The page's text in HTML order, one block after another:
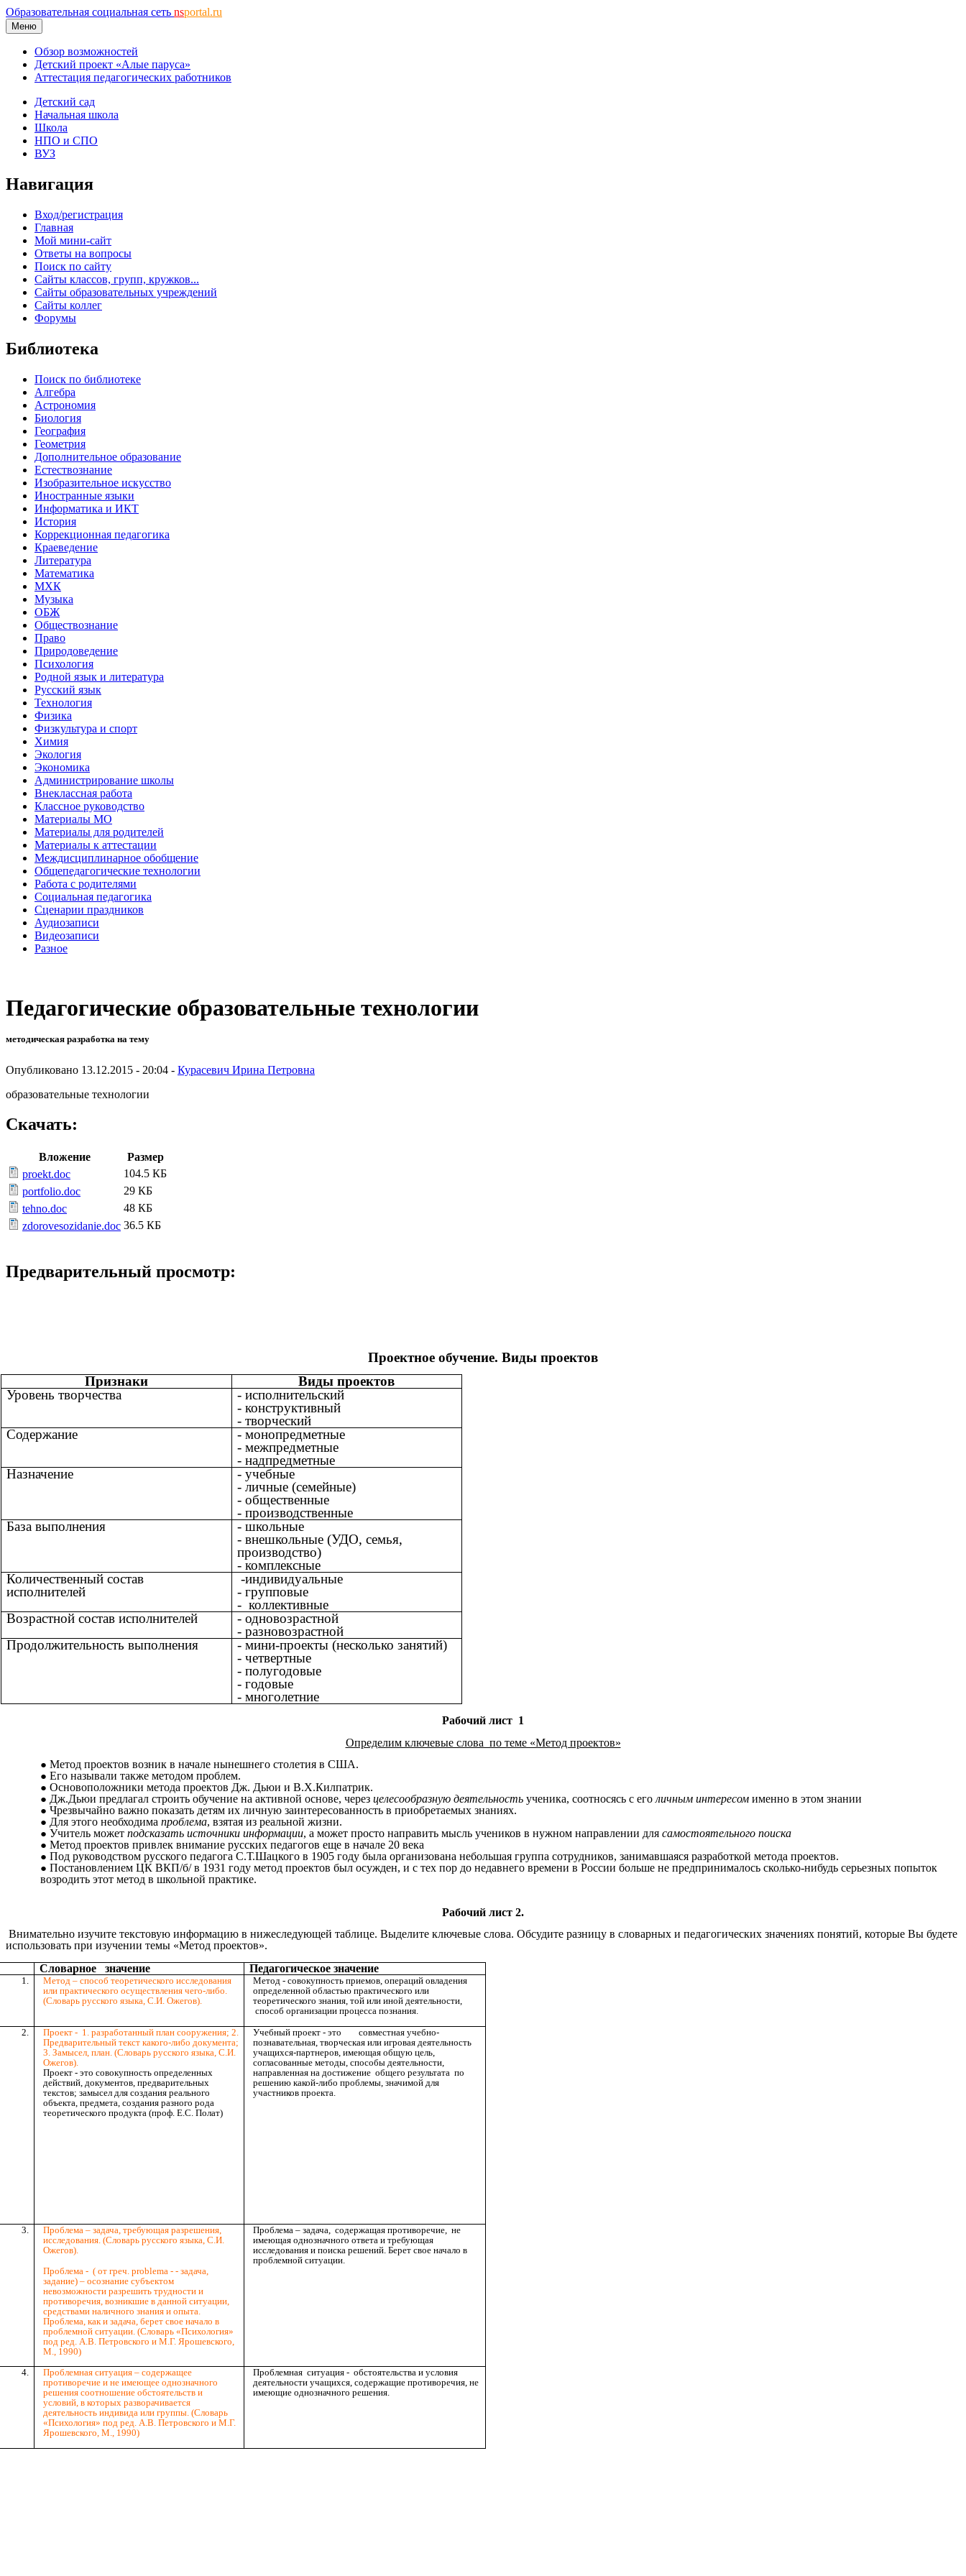
Образовательная социальная сеть nsportal.ru
Меню
Обзор возможностей
Детский проект «Алые паруса»
Аттестация педагогических работников
Детский сад
Начальная школа
Школа
НПО и СПО
ВУЗ
Навигация
Вход/регистрация
Главная
Мой мини-сайт
Ответы на вопросы
Поиск по сайту
Сайты классов, групп, кружков...
Сайты образовательных учреждений
Сайты коллег
Форумы
Библиотека
Поиск по библиотеке
Алгебра
Астрономия
Биология
География
Геометрия
Дополнительное образование
Естествознание
Изобразительное искусство
Иностранные языки
Информатика и ИКТ
История
Коррекционная педагогика
Краеведение
Литература
Математика
МХК
Музыка
ОБЖ
Обществознание
Право
Природоведение
Психология
Родной язык и литература
Русский язык
Технология
Физика
Физкультура и спорт
Химия
Экология
Экономика
Администрирование школы
Внеклассная работа
Классное руководство
Материалы МО
Материалы для родителей
Материалы к аттестации
Междисциплинарное обобщение
Общепедагогические технологии
Работа с родителями
Социальная педагогика
Сценарии праздников
Аудиозаписи
Видеозаписи
Разное
Педагогические образовательные технологии
методическая разработка на тему
Опубликовано 13.12.2015 - 20:04 - Курасевич Ирина Петровна
образовательные технологии
Скачать:
Вложение
Размер
proekt.doc
104.5 КБ
portfolio.doc
29 КБ
tehno.doc
48 КБ
zdorovesozidanie.doc 36.5 КБ
Предварительный просмотр:
Проектное обучение. Виды проектов
Признаки
Виды проектов
Уровень творчества
- исполнительский
- конструктивный
- творческий
Содержание
- монопредметные
- межпредметные
- надпредметные
Назначение
- учебные
- личные (семейные)
- общественные
- производственные
База выполнения
- школьные
- внешкольные (УДО, семья,
производство)
- комплексные
Количественный состав
исполнителей
-индивидуальные
- групповые
- коллективные
Возрастной состав исполнителей
- одновозрастной
- разновозрастной
Продолжительность выполнения
- мини-проекты (несколько занятий)
- четвертные
- полугодовые
- годовые
- многолетние
Рабочий лист 1
Определим ключевые слова по теме «Метод проектов»
Метод проектов возник в начале нынешнего столетия в США.
Его называли также методом проблем.
Основоположники метода проектов Дж. Дьюи и В.Х.Килпатрик.
Дж.Дьюи предлагал строить обучение на активной основе, через целесообразную деятельность ученика, соотносясь с его личным интересом именно в этом знании
Чрезвычайно важно показать детям их личную заинтересованность в приобретаемых знаниях.
Для этого необходима проблема, взятая из реальной жизни.
Учитель может подсказать источники информации, а может просто направить мысль учеников в нужном направлении для самостоятельного поиска
Метод проектов привлек внимание русских педагогов еще в начале 20 века
Под руководством русского педагога С.Т.Шацкого в 1905 году была организована небольшая группа сотрудников, занимавшаяся разработкой метода проектов.
Постановлением ЦК ВКП/б/ в 1931 году метод проектов был осужден, и с тех пор до недавнего времени в России больше не предпринималось сколько-нибудь серьезных попыток
возродить этот метод в школьной практике.
Рабочий лист 2.
Внимательно изучите текстовую информацию в нижеследующей таблице. Выделите ключевые слова. Обсудите разницу в словарных и педагогических значениях понятий, которые Вы будете
использовать при изучении темы «Метод проектов».
Словарное значение
Педагогическое значение
1.
Метод – способ теоретического исследования
или практического осуществления чего-либо.
(Словарь русского языка, С.И. Ожегов).
Метод - совокупность приемов, операций овладения
определенной областью практического или
теоретического знания, той или иной деятельности,
способ организации процесса познания.
2.
Проект - 1. разработанный план сооружения; 2.
Предварительный текст какого-либо документа;
3. Замысел, план. (Словарь русского языка, С.И.
Ожегов).
Проект - это совокупность определенных
действий, документов, предварительных
текстов; замысел для создания реального
объекта, предмета, создания разного рода
теоретического продукта (проф. Е.С. Полат)
Учебный проект - это совместная учебно-
познавательная, творческая или игровая деятельность
учащихся-партнеров, имеющая общую цель,
согласованные методы, способы деятельности,
направленная на достижение общего результата по
решению какой-либо проблемы, значимой для
участников проекта.
3.
Проблема – задача, требующая разрешения,
исследования. (Словарь русского языка, С.И.
Ожегов).
Проблема - ( от греч. рroblema - - задача,
задание) – осознание субъектом
невозможности разрешить трудности и
противоречия, возникшие в данной ситуации,
средствами наличного знания и опыта.
Проблема, как и задача, берет свое начало в
проблемной ситуации. (Словарь «Психология»
под ред. А.В. Петровского и М.Г. Ярошевского,
М., 1990)
Проблема – задача, содержащая противоречие, не
имеющая однозначного ответа и требующая
исследования и поиска решений. Берет свое начало в
проблемной ситуации.
4.
Проблемная ситуация – содержащее
противоречие и не имеющее однозначного
решения соотношение обстоятельств и
условий, в которых разворачивается
деятельность индивида или группы. (Словарь
«Психология» под ред. А.В. Петровского и М.Г.
Ярошевского, М., 1990)
Проблемная ситуация - обстоятельства и условия
деятельности учащихся, содержащие противоречия, не
имеющие однозначного решения.